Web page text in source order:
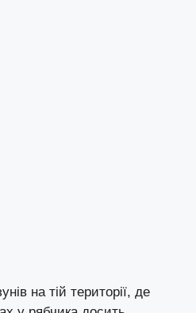
на тій території, де